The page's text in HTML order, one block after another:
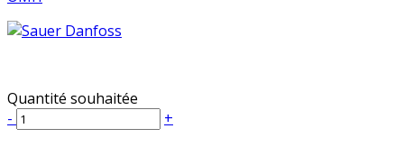
Quantité souhaitée
-
+